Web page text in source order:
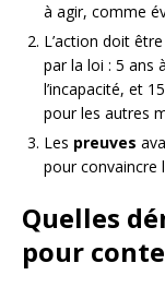
à agir, comme
L’action doit
par la loi : 5 ans
l’incapacité, et
pour les autres
Les preuves
pour convaincre
Quelles
pour